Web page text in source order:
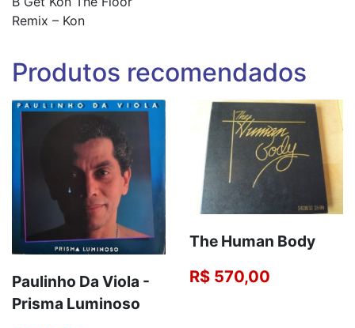
Remix – Kon
Produtos recomendados
Paulinho Da Viola ‎-
Prisma Luminoso
The Human Body
R$ 570,00